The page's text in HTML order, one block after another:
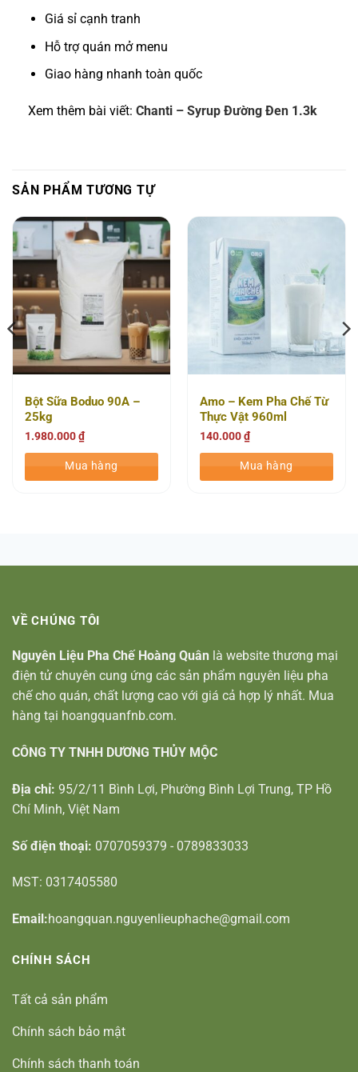
Giá sỉ cạnh tranh
Hỗ trợ quán mở menu
Giao hàng nhanh toàn quốc
Xem thêm bài viết: Chanti – Syrup Đường Đen 1.3k
SẢN PHẨM TƯƠNG TỰ
Bột Sữa Boduo 90A –
25kg
1.980.000₫
Mua hàng
Amo – Kem Pha Chế Từ
Thực Vật 960ml
140.000₫
Mua hàng
VỀ CHÚNG TÔI
Nguyên Liệu Pha Chế Hoàng Quân là website thương mại
điện tử chuyên cung ứng các sản phẩm nguyên liệu pha
chế cho quán, chất lượng cao với giá cả hợp lý nhất. Mua
hàng tại hoangquanfnb.com.
CÔNG TY TNHH DƯƠNG THỦY MỘC
Địa chỉ: 95/2/11 Bình Lợi, Phường Bình Lợi Trung, TP Hồ
Chí Minh, Việt Nam
Số điện thoại: 0707059379 - 0789833033
MST: 0317405580
Email:hoangquan.nguyenlieuphache@gmail.com
CHÍNH SÁCH
Tất cả sản phẩm
Chính sách bảo mật
Chính sách thanh toán